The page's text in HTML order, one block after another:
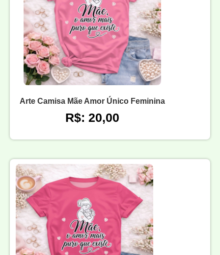
Arte Camisa Mãe Amor Único Feminina
R$: 20,00